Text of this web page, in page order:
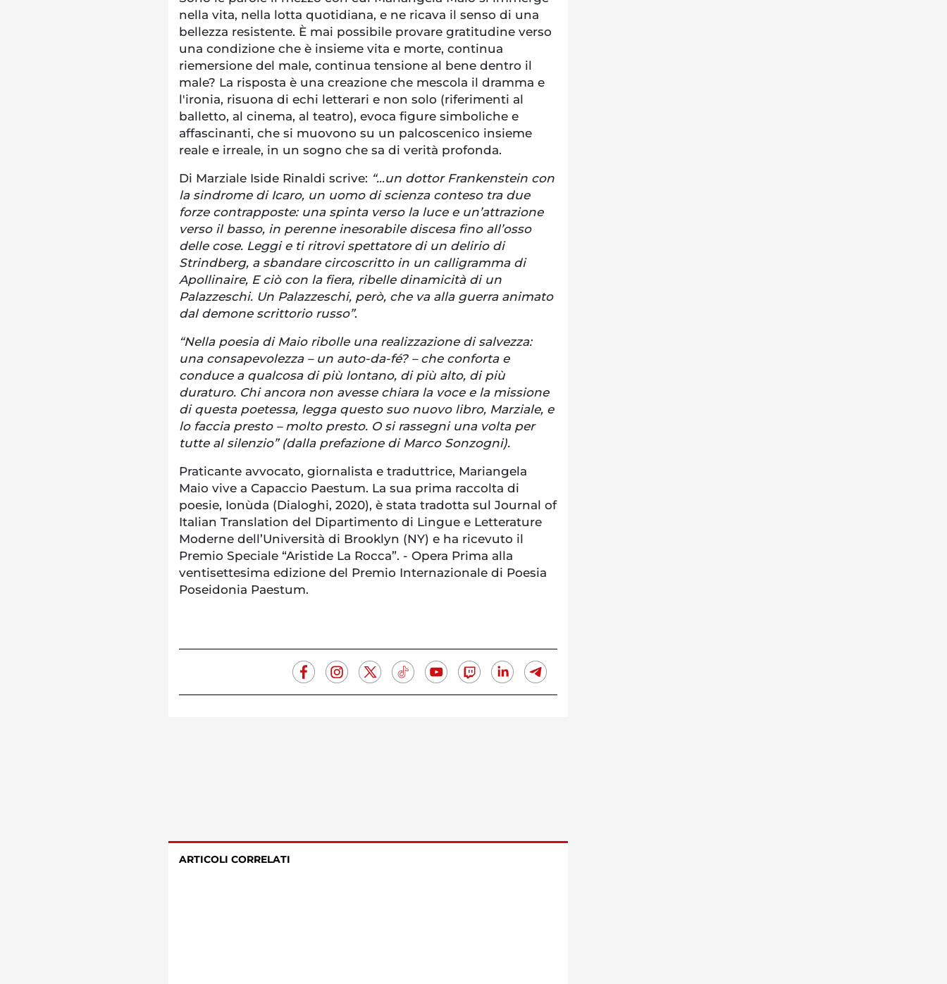
nella vita, nella lotta quotidiana, e ne ricava il senso di una
bellezza resistente. È mai possibile provare gratitudine verso
una condizione che è insieme vita e morte, continua
riemersione del male, continua tensione al bene dentro il
male? La risposta è una creazione che mescola il dramma e
l'ironia, risuona di echi letterari e non solo (riferimenti al
balletto, al cinema, al teatro), evoca figure simboliche e
affascinanti, che si muovono su un palcoscenico insieme
reale e irreale, in un sogno che sa di verità profonda.
Di Marziale Iside Rinaldi scrive: “…un dottor Frankenstein con
la sindrome di Icaro, un uomo di scienza conteso tra due
forze contrapposte: una spinta verso la luce e un’attrazione
verso il basso, in perenne inesorabile discesa fino all’osso
delle cose. Leggi e ti ritrovi spettatore di un delirio di
Strindberg, a sbandare circoscritto in un calligramma di
Apollinaire, E ciò con la fiera, ribelle dinamicità di un
Palazzeschi. Un Palazzeschi, però, che va alla guerra animato
dal demone scrittorio russo”.
“Nella poesia di Maio ribolle una realizzazione di salvezza:
una consapevolezza – un auto-da-fé? – che conforta e
conduce a qualcosa di più lontano, di più alto, di più
duraturo. Chi ancora non avesse chiara la voce e la missione
di questa poetessa, legga questo suo nuovo libro, Marziale, e
lo faccia presto – molto presto. O si rassegni una volta per
tutte al silenzio” (dalla prefazione di Marco Sonzogni).
Praticante avvocato, giornalista e traduttrice, Mariangela
Maio vive a Capaccio Paestum. La sua prima raccolta di
poesie, Ionùda (Dialoghi, 2020), è stata tradotta sul Journal of
Italian Translation del Dipartimento di Lingue e Letterature
Moderne dell’Università di Brooklyn (NY) e ha ricevuto il
Premio Speciale “Aristide La Rocca”. - Opera Prima alla
ventisettesima edizione del Premio Internazionale di Poesia
Poseidonia Paestum.
ARTICOLI CORRELATI